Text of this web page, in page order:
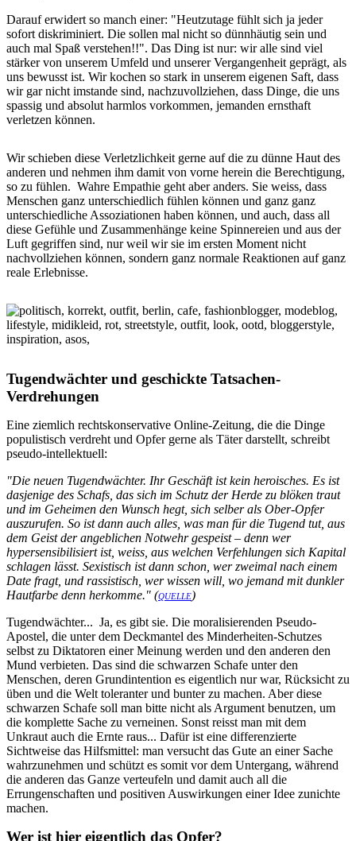
Darauf erwidert so manch einer: "Heutzutage fühlt sich ja jeder
sofort diskriminiert. Die sollen mal nicht so dünnhäutig sein und
auch mal Spaß verstehen!!". Das Ding ist nur: wir alle sind viel
stärker von unserem Umfeld und unserer Vergangenheit geprägt, als
uns bewusst ist. Wir kochen so stark in unserem eigenen Saft, dass
wir gar nicht imstande sind, nachzuvollziehen, dass Dinge, die uns
spassig und absolut harmlos vorkommen, jemanden ernsthaft
verletzen können.
Wir schieben diese Verletzlichkeit gerne auf die zu dünne Haut des
anderen und nehmen ihm damit von vorne herein die Berechtigung,
so zu fühlen. Wahre Empathie geht aber anders. Sie weiss, dass
Menschen ganz unterschiedlich fühlen können und ganz ganz
unterschiedliche Assoziationen haben können, und auch, dass all
diese Gefühle und Zusammenhänge keine Spinnereien und aus der
Luft gegriffen sind, nur weil wir sie im ersten Moment nicht
nachvollziehen können, sondern ganz normale Reaktionen auf ganz
reale Erlebnisse.
Tugendwächter und geschickte Tatsachen-
Verdrehungen
Eine ziemlich rechtskonservative Online-Zeitung, die die Dinge
populistisch verdreht und Opfer gerne als Täter darstellt, schreibt
pseudo-intellektuell:
"Die neuen Tugendwächter. Ihr Geschäft ist kein heroisches. Es ist
dasjenige des Schafs, das sich im Schutz der Herde zu blöken traut
und im Geheimen den Wunsch hegt, sich selber als Ober-Opfer
auszurufen. So ist dann auch alles, was man für die Tugend tut, aus
dem Geist der angeblichen Notwehr gespeist – denn wer
hypersensibilisiert ist, weiss, aus welchen Verfehlungen sich Kapital
schlagen lässt. Sexistisch ist dann schon, wer zweimal nach einem
Date fragt, und rassistisch, wer wissen will, wo jemand mit dunkler
Hautfarbe denn herkomme." (QUELLE)
Tugendwächter... Ja, es gibt sie. Die moralisierenden Pseudo-
Apostel, die unter dem Deckmantel des Minderheiten-Schutzes
selbst zu Diktatoren einer Meinung werden und den anderen den
Mund verbieten. Das sind die schwarzen Schafe unter den
Menschen, deren Grundintention es eigentlich nur war, Rücksicht zu
üben und die Welt toleranter und bunter zu machen. Aber diese
schwarzen Schafe soll man bitte nicht als Argument benutzen, um
die komplette Sache zu verneinen. Sonst reisst man mit dem
Unkraut auch die Ernte raus... Dafür ist eine differenzierte
Sichtweise das Hilfsmittel: man versucht das Gute an einer Sache
wahrzunehmen und schützt es somit vor dem Untergang, während
die anderen das Ganze verteufeln und damit auch all die
Errungenschaften und positiven Auswirkungen einer Idee zunichte
machen.
Wer ist hier eigentlich das Opfer?